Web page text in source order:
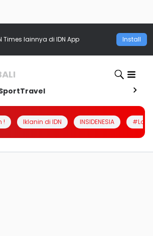
Times lainnya di IDN App Install
Travel
! Iklanin di IDN INSIDENESIA